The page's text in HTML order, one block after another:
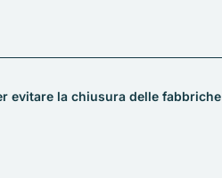
evitare la chiusura delle fabbriche